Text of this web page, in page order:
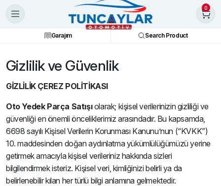
0
Garajım Search Product
Gizlilik ve Güvenlik
GİZLİLİK ÇEREZ POLİTİKASI
Oto Yedek Parça Satışıolarak; kişisel verilerinizin gizliliği ve
güvenliği en önemli önceliklerimiz arasındadır. Bu kapsamda,
6698 sayılı Kişisel Verilerin Korunması Kanunu’nun (“KVKK”)
10. maddesinden doğan aydınlatma yükümlülüğümüzü yerine
getirmek amacıyla kişisel verileriniz hakkında sizleri
bilgilendirmek isteriz. Kişisel veri, kimliğinizi belirli ya da
belirlenebilir kılan her türlü bilgi anlamına gelmektedir.